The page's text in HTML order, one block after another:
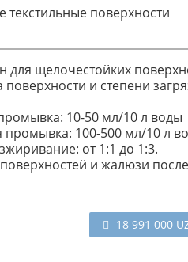
текстильные поверхности
для щелочестойких
поверхности и степени
10-50 мл/10 л воды
100-500 мл/10 л
от 1:1 до 1:3.
и жалюзи
18 991 000